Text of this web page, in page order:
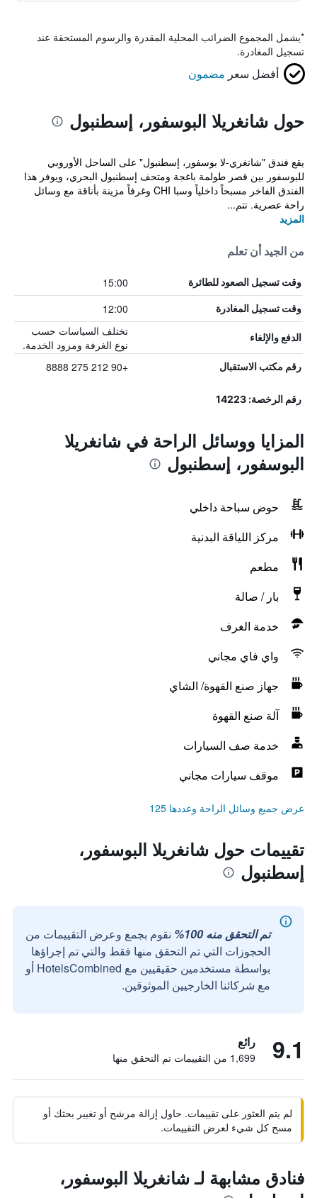
*يشمل المجموع الضرائب المحلية المقدرة والرسوم المستحقة عند
تسجيل المغادرة.
أفضل سعر مضمون
حول شانغريلا البوسفور، إسطنبول
يقع فندق "شانغري-لا بوسفور، إسطنبول" على الساحل الأوروبي
للبوسفور بين قصر طولمة باغجة ومتحف إسطنبول البحري، ويوفر هذا
الفندق الفاخر مسبحاً داخلياً وسبا CHI وغرفاً مزينة بأناقة مع وسائل
راحة عصرية. تتم...
المزيد
من الجيد أن تعلم
وقت تسجيل الصعود للطائرة 15:00
وقت تسجيل المغادرة 12:00
الدفع والإلغاء
تختلف السياسات حسب
نوع الغرفة ومزود الخدمة.
رقم مكتب الاستقبال +90 212 275 8888
رقم الرخصة: 14223
المزايا ووسائل الراحة في شانغريلا
البوسفور، إسطنبول
حوض سباحة داخلي
مركز اللياقة البدنية
مطعم
بار / صالة
خدمة الغرف
واي فاي مجاني
جهاز صنع القهوة/ الشاي
آلة صنع القهوة
خدمة صف السيارات
موقف سيارات مجاني
عرض جميع وسائل الراحة وعددها 125
تقييمات حول شانغريلا البوسفور،
إسطنبول
تم التحقق منه 100%
نقوم بجمع وعرض التقييمات من
الحجوزات التي تم التحقق منها فقط والتي تم إجراؤها
بواسطة مستخدمين حقيقيين مع HotelsCombined أو
مع شركائنا الخارجيين الموثوقين.
9.1 رائع
1,699 من التقييمات تم التحقق منها
لم يتم العثور على تقييمات. حاول إزالة مرشح أو تغيير بحثك أو
مسح كل شيء لعرض التقييمات.
فنادق مشابهة لـ شانغريلا البوسفور،